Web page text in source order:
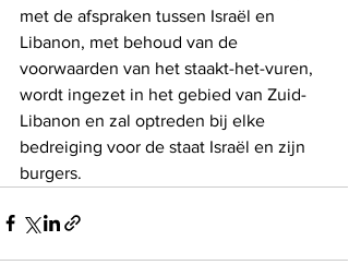
met de afspraken tussen Israël en
Libanon, met behoud van de
voorwaarden van het staakt-het-vuren,
wordt ingezet in het gebied van Zuid-
Libanon en zal optreden bij elke
bedreiging voor de staat Israël en zijn
burgers.